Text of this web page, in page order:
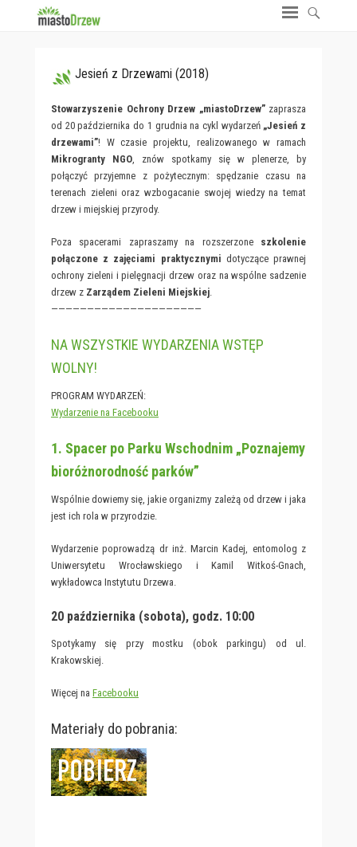
Jesień z Drzewami (2018)
Stowarzyszenie Ochrony Drzew „miastoDrzew”zaprasza
od 20 października do 1 grudnia na cykl wydarzeń „Jesień z
drzewami”! W czasie projektu, realizowanego w ramach
Mikrogranty NGO, znów spotkamy się w plenerze, by
połączyć przyjemne z pożytecznym: spędzanie czasu na
terenach zieleni oraz wzbogacanie swojej wiedzy na temat
drzew i miejskiej przyrody.
Poza spacerami zapraszamy na rozszerzone szkolenie
połączone z zajęciami praktycznymi dotyczące prawnej
ochrony zieleni i pielęgnacji drzew oraz na wspólne sadzenie
drzew z Zarządem Zieleni Miejskiej.
—————————————————————
NA WSZYSTKIE WYDARZENIA WSTĘP
WOLNY!
PROGRAM WYDARZEŃ:
Wydarzenie na Facebooku
1. Spacer po Parku Wschodnim „Poznajemy
bioróżnorodność parków”
Wspólnie dowiemy się, jakie organizmy zależą od drzew i jaka
jest ich rola w przyrodzie.
Wydarzenie poprowadzą dr inż. Marcin Kadej, entomolog z
Uniwersytetu Wrocławskiego i Kamil Witkoś-Gnach,
wykładowca Instytutu Drzewa.
20 października (sobota), godz. 10:00
Spotykamy się przy mostku (obok parkingu) od ul.
Krakowskiej.
Więcej na Facebooku
Materiały do pobrania: